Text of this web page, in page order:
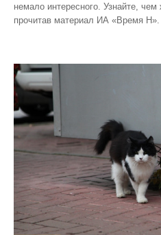
немало интересного. Узнайте,
прочитав материал ИА «Время Н».